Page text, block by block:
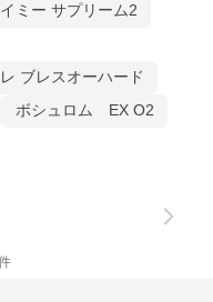
ミー サプリーム2
ブレスオーハード
ボシュロム EX O2